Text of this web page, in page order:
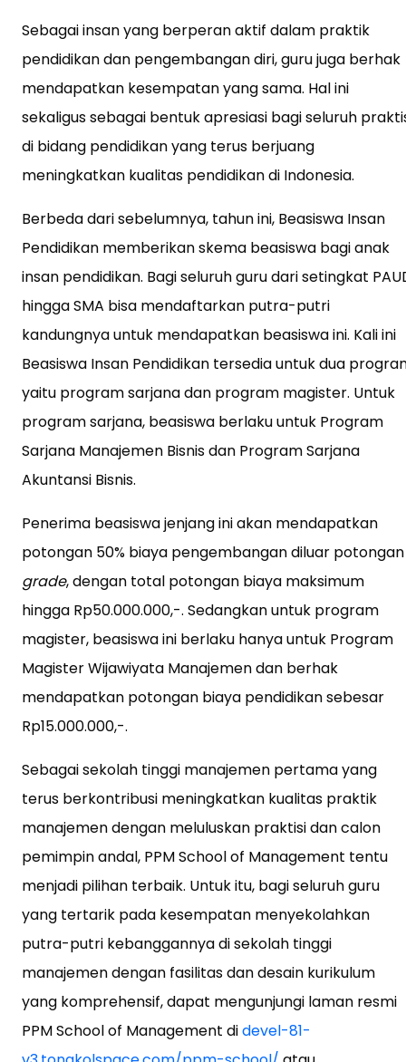
Sebagai insan yang berperan aktif dalam praktik
pendidikan dan pengembangan diri, guru juga berhak
mendapatkan kesempatan yang sama. Hal ini
sekaligus sebagai bentuk apresiasi bagi seluruh
di bidang pendidikan yang terus berjuang
meningkatkan kualitas pendidikan di Indonesia.
Berbeda dari sebelumnya, tahun ini, Beasiswa Insan
Pendidikan memberikan skema beasiswa bagi anak
insan pendidikan. Bagi seluruh guru dari setingkat
hingga SMA bisa mendaftarkan putra-putri
kandungnya untuk mendapatkan beasiswa ini. Kali ini
Beasiswa Insan Pendidikan tersedia untuk dua
yaitu program sarjana dan program magister. Untuk
program sarjana, beasiswa berlaku untuk Program
Sarjana Manajemen Bisnis dan Program Sarjana
Akuntansi Bisnis.
Penerima beasiswa jenjang ini akan mendapatkan
potongan 50% biaya pengembangan diluar potongan
grade, dengan total potongan biaya maksimum
hingga Rp50.000.000,-. Sedangkan untuk program
magister, beasiswa ini berlaku hanya untuk Program
Magister Wijawiyata Manajemen dan berhak
mendapatkan potongan biaya pendidikan sebesar
Rp15.000.000,-.
Sebagai sekolah tinggi manajemen pertama yang
terus berkontribusi meningkatkan kualitas praktik
manajemen dengan meluluskan praktisi dan calon
pemimpin andal, PPM School of Management tentu
menjadi pilihan terbaik. Untuk itu, bagi seluruh guru
yang tertarik pada kesempatan menyekolahkan
putra-putri kebanggannya di sekolah tinggi
manajemen dengan fasilitas dan desain kurikulum
yang komprehensif, dapat mengunjungi laman resmi
PPM School of Management didevel-81-